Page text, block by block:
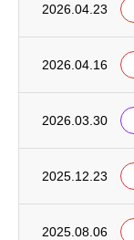
2026.04.23
2026.04.16
2026.03.30
2025.12.23
2025.08.06